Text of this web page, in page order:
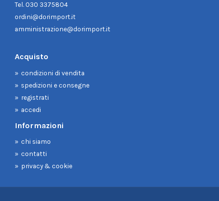
Tel.030 3375804
ordini@dorimport.it
amministrazione@dorimport.it
Acquisto
condizioni di vendita
spedizioni e consegne
registrati
accedi
Informazioni
chi siamo
contatti
privacy & cookie